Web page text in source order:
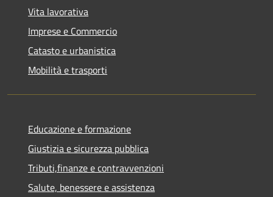
Vita lavorativa
Imprese e Commercio
Catasto e urbanistica
Mobilità e trasporti
Educazione e formazione
Giustizia e sicurezza pubblica
Tributi,finanze e contravvenzioni
Salute, benessere e assistenza